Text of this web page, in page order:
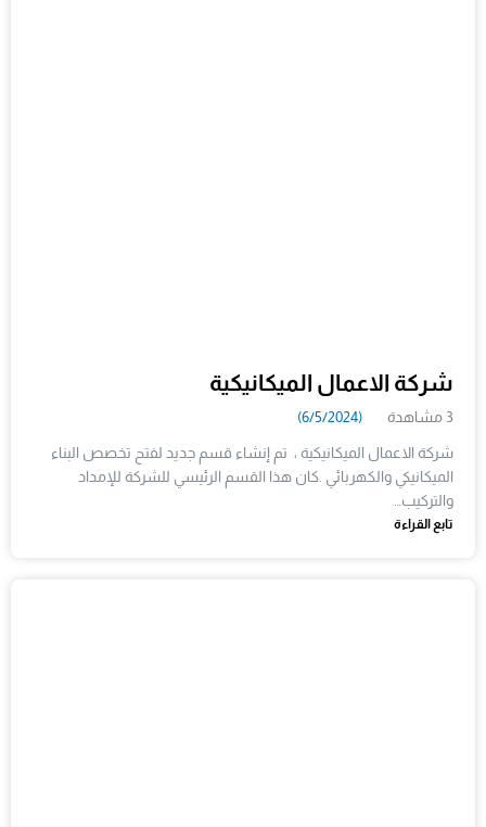
شركة الاعمال الميكانيكية
3 مشاهدة (6/5/2024)
شركة الاعمال الميكانيكية ، تم إنشاء قسم جديد لفتح تخصص البناء
الميكانيكي والكهربائي .كان هذا القسم الرئيسي للشركة للإمداد
والتركيب…
تابع القراءة